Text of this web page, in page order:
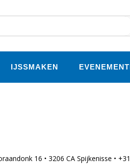
IJSSMAKEN
16 • 3206 CA Spijkenisse •